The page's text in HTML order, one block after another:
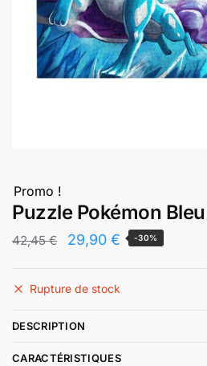
Promo !
Puzzle Pokémon
42,45€
Le
initial
42,45 €.
29,90 € Le-30%
Rupture de stock
DESCRIPTION
CARACTÉRISTIQUES